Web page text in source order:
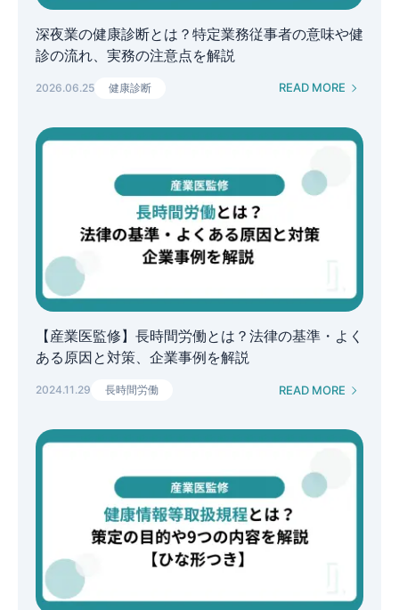
深夜業の健康診断とは？特定業務従事者の意味や健
診の流れ、実務の注意点を解説
2026.06.25 健康診断 READ MORE
【産業医監修】長時間労働とは？法律の基準・よく
ある原因と対策、企業事例を解説
2024.11.29 長時間労働 READ MORE